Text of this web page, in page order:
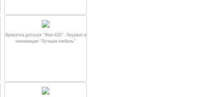
Кроватка детская "Фея-620". Лауреат в
номинации “Лучшая мебель”